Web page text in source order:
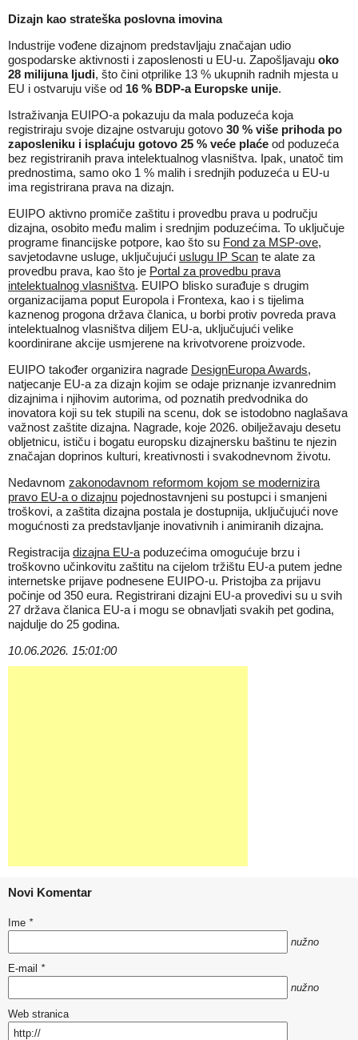
Dizajn kao strateška poslovna imovina
Industrije vođene dizajnom predstavljaju značajan udio
gospodarske aktivnosti i zaposlenosti u EU-u. Zapošljavaju oko
28 milijuna ljudi, što čini otprilike 13 % ukupnih radnih mjesta u
EU i ostvaruju više od 16 % BDP-a Europske unije.
Istraživanja EUIPO-a pokazuju da mala poduzeća koja
registriraju svoje dizajne ostvaruju gotovo 30 % više prihoda po
zaposleniku i isplaćuju gotovo 25 % veće plaće od poduzeća
bez registriranih prava intelektualnog vlasništva. Ipak, unatoč tim
prednostima, samo oko 1 % malih i srednjih poduzeća u EU-u
ima registrirana prava na dizajn.
EUIPO aktivno promiče zaštitu i provedbu prava u području
dizajna, osobito među malim i srednjim poduzećima. To uključuje
programe financijske potpore, kao što su Fond za MSP-ove,
savjetodavne usluge, uključujući uslugu IP Scan te alate za
provedbu prava, kao što je Portal za provedbu prava
intelektualnog vlasništva. EUIPO blisko surađuje s drugim
organizacijama poput Europola i Frontexa, kao i s tijelima
kaznenog progona država članica, u borbi protiv povreda prava
intelektualnog vlasništva diljem EU-a, uključujući velike
koordinirane akcije usmjerene na krivotvorene proizvode.
EUIPO također organizira nagrade DesignEuropa Awards,
natjecanje EU-a za dizajn kojim se odaje priznanje izvanrednim
dizajnima i njihovim autorima, od poznatih predvodnika do
inovatora koji su tek stupili na scenu, dok se istodobno naglašava
važnost zaštite dizajna. Nagrade, koje 2026. obilježavaju desetu
obljetnicu, ističu i bogatu europsku dizajnersku baštinu te njezin
značajan doprinos kulturi, kreativnosti i svakodnevnom životu.
Nedavnom zakonodavnom reformom kojom se modernizira
pravo EU-a o dizajnu pojednostavnjeni su postupci i smanjeni
troškovi, a zaštita dizajna postala je dostupnija, uključujući nove
mogućnosti za predstavljanje inovativnih i animiranih dizajna.
Registracija dizajna EU-a poduzećima omogućuje brzu i
troškovno učinkovitu zaštitu na cijelom tržištu EU-a putem jedne
internetske prijave podnesene EUIPO-u. Pristojba za prijavu
počinje od 350 eura. Registrirani dizajni EU-a provedivi su u svih
27 država članica EU-a i mogu se obnavljati svakih pet godina,
najdulje do 25 godina.
10.06.2026. 15:01:00
Novi Komentar
Ime *
nužno
E-mail *
nužno
Web stranica